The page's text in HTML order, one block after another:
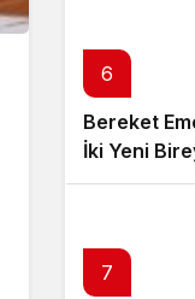
6
Bereket
İki Yeni
7